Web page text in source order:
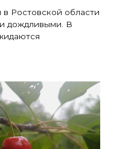
Ростовской области
дождливыми. В